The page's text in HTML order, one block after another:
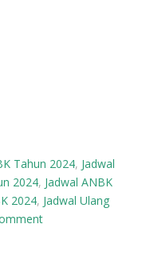
Tahun 2024, Jadwal
2024, Jadwal ANBK
2024, Jadwal Ulang